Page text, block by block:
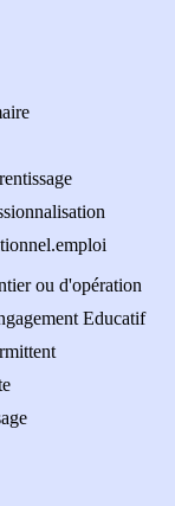
ou d'opération
Educatif